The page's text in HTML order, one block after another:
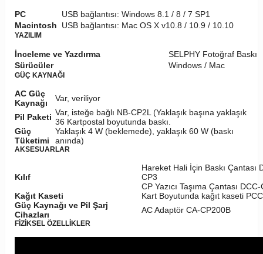
PC
USB bağlantısı: Windows 8.1 / 8 / 7 SP1
Macintosh
USB bağlantısı: Mac OS X v10.8 / 10.9 / 10.10
YAZILIM
İnceleme ve Yazdırma
SELPHY Fotoğraf Baskı
Sürücüler
Windows / Mac
GÜÇ KAYNAĞI
AC Güç
Kaynağı
Var, veriliyor
Pil Paketi Var, isteğe bağlı NB-CP2L (Yaklaşık başına yaklaşık
36 Kartpostal boyutunda baskı.
Güç
Tüketimi
Yaklaşık 4 W (beklemede), yaklaşık 60 W (baskı
anında)
AKSESUARLAR
Kılıf
Hareket Hali İçin Baskı Çantası
CP3
CP Yazıcı Taşıma Çantası
Kağıt Kaseti
Kart Boyutunda kağıt kaseti
Güç Kaynağı ve Pil Şarj
Cihazları
AC Adaptör CA-CP200B
FİZİKSEL ÖZELLİKLER